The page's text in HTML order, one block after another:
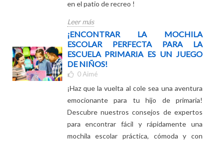
te equivoques, te presentamos 10 mochilas
escolares que prometen causar sensación
en el patio de recreo !
Leer más
¡ENCONTRAR LA MOCHILA
ESCOLAR PERFECTA PARA LA
ESCUELA PRIMARIA ES UN JUEGO
DE NIÑOS!
0Aimé
¡Haz que la vuelta al cole sea una aventura
emocionante para tu hijo de primaria!
Descubre nuestros consejos de expertos